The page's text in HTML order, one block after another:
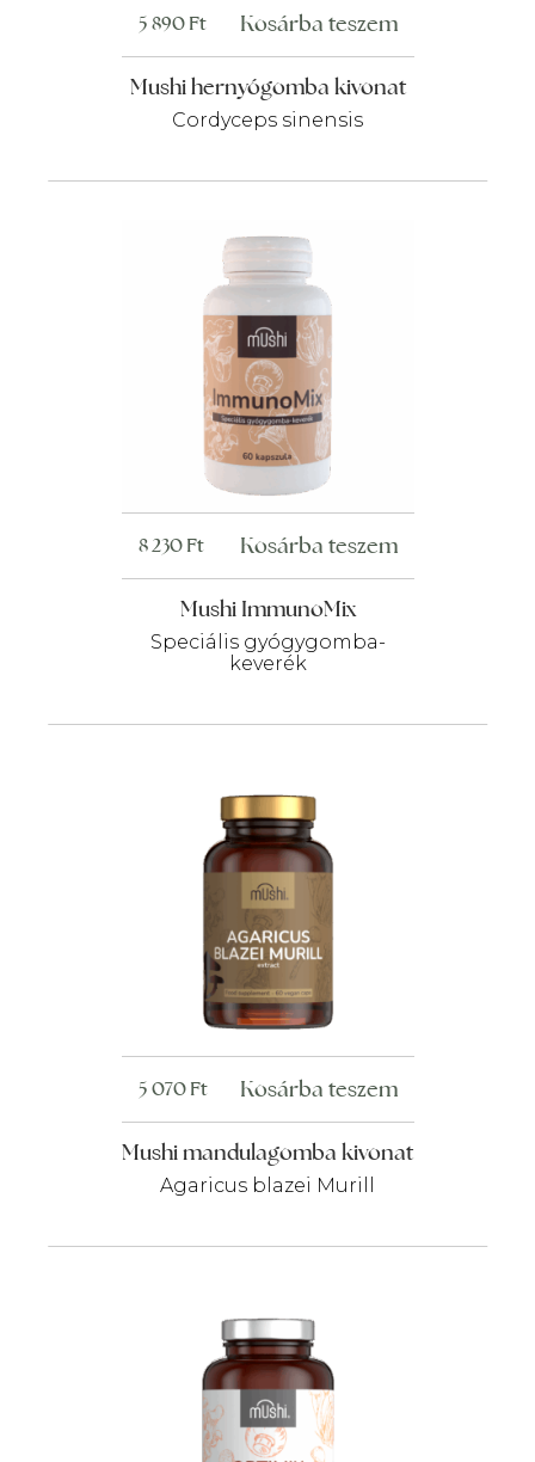
Mushi hernyógomba kivonat
Cordyceps sinensis
5 890Ft Kosárba teszem
Mushi ImmunoMix
Speciális gyógygomba-
keverék
8 230Ft Kosárba teszem
Mushi mandulagomba kivonat
Agaricus blazei Murill
5 070Ft Kosárba teszem